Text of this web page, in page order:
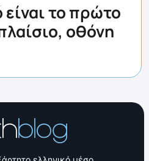
είναι το πρώτο
οθόνη